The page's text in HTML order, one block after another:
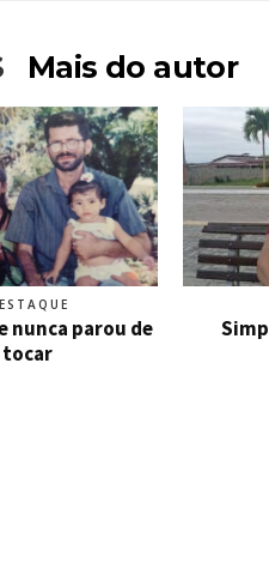
Mais do autor
nunca parou de
tocar